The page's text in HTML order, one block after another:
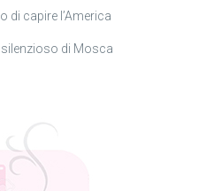
di capire l’America
silenzioso di Mosca